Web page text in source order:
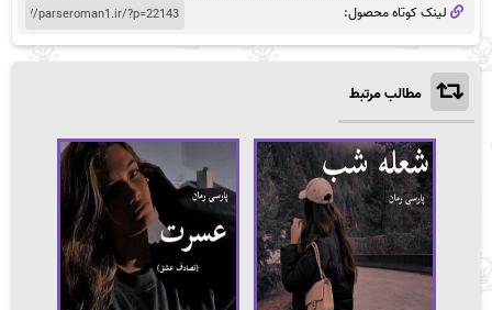
لینک کوتاه محصول:
مطالب مرتبط